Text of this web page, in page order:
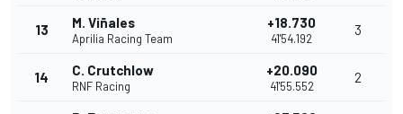
13 M. Viñales
Aprilia Racing Team
+18.730
41'54.192
3
14 C. Crutchlow
RNF Racing
+20.090
41'55.552
2